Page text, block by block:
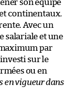
son équipe
continentaux.
Avec un
salariale et une
par
sur le
ou en
en vigueur dans